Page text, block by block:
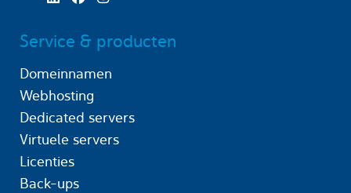
Service & producten
Domeinnamen
Webhosting
Dedicated servers
Virtuele servers
Licenties
Back-ups